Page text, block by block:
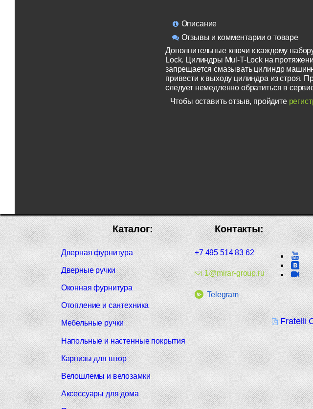
Описание
Отзывы и комментарии о товаре
Дополнительные ключи к каждому
Lock. Цилиндры Mul-T-Lock на
запрещается смазывать цилиндр
привести к выходу цилиндра из строя.
следует немедленно обратиться в
Чтобы оставить отзыв, пройдите
Fratelli
Контакты:
+7 495 514 83 62
1@mirar-group.ru
Telegram
Каталог:
Дверная фурнитура
Дверные ручки
Оконная фурнитура
Отопление и сантехника
Мебельные ручки
Напольные и настенные покрытия
Карнизы для штор
Велошлемы и велозамки
Аксессуары для дома